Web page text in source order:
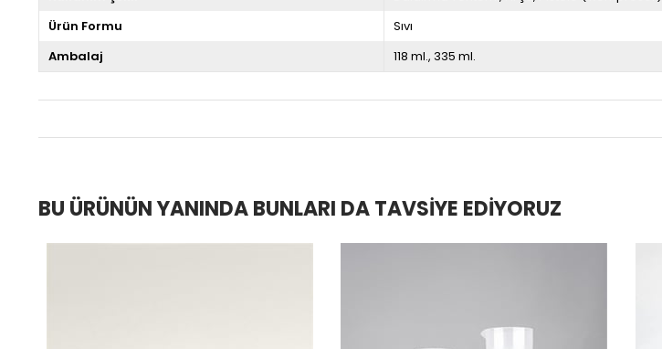
Ürün Formu
Sıvı
Ambalaj
118 ml. 335 ml.
BU ÜRÜNÜN YANINDA BUNLARI DA TAVSIYE EDIYORUZ